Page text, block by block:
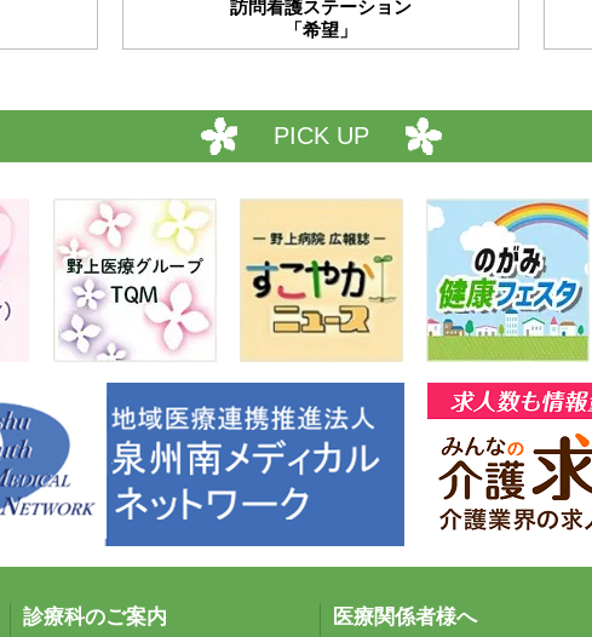
訪問看護ステーション
「希望」
PICK UP
診療科のご案内 医療関係者様へ